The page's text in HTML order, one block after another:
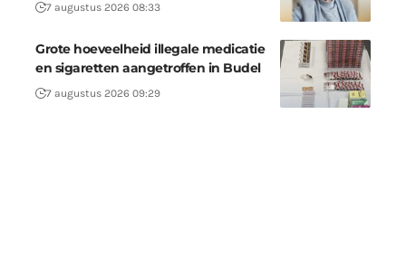
7 augustus 2026 08:33
Grote hoeveelheid illegale medicatie
en sigaretten aangetroffen in Budel
7 augustus 2026 09:29